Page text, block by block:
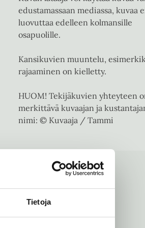
Tietoja
edustamassaan mediassa, kuvaa
luovuttaa edelleen kolmansille
osapuolille.
Kansikuvien muuntelu,
rajaaminen on kielletty.
HUOM! Tekijäkuvien yhteyteen
merkittävä kuvaajan ja
nimi: © Kuvaaja / Tammi